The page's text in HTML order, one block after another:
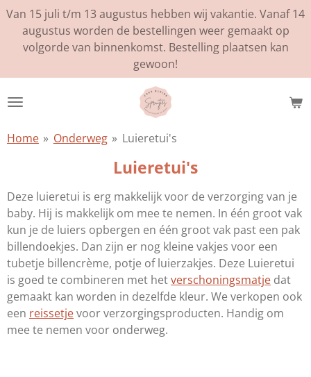
Ga
direct
naar
hoofdinhoud
Van 15 juli t/m 13 augustus hebben wij vakantie. Vanaf 14
augustus worden de bestellingen weer gemaakt op
volgorde van binnenkomst. Bestelling plaatsen kan
gewoon!
Home » Onderweg » Luieretui's
Luieretui's
Deze luieretui is erg makkelijk voor de verzorging van je
baby. Hij is makkelijk om mee te nemen. In één groot vak
kun je de luiers opbergen en één groot vak past een pak
billendoekjes. Dan zijn er nog kleine vakjes voor een
tubetje billencrème, potje of luierzakjes. Deze Luieretui
is goed te combineren met hetverschoningsmatje dat
gemaakt kan worden in dezelfde kleur. We verkopen ook
een reissetjevoor verzorgingsproducten. Handig om
mee te nemen voor onderweg.